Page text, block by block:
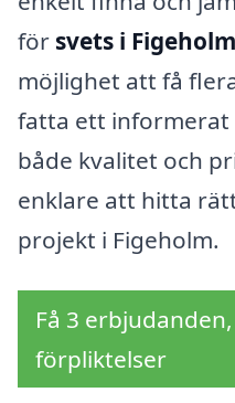
för svets i Figeholm
möjlighet att få
fatta ett informerat
både kvalitet och
enklare att hitta
projekt i Figeholm.
Få 3
förpliktelser